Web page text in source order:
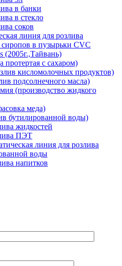
в банки
в стекло
соков
линия для розлива
в пузырьки CVC
(2005г.,Тайвань)
протертая с сахаром)
кисломолочных продуктов)
подсолнечного масла)
(производство жидкого
меда)
бутилированной воды)
жидкостей
ПЭТ
линия для розлива
воды
напитков